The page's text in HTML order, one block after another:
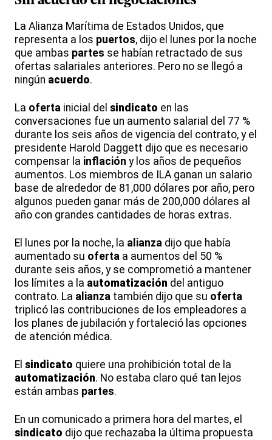
La Alianza Marítima de Estados Unidos, que
representa a los puertos, dijo el lunes por la noche
que ambas partes se habían retractado de sus
ofertas salariales anteriores. Pero no se llegó a
ningún acuerdo.
La oferta inicial del sindicato en las
conversaciones fue un aumento salarial del 77 %
durante los seis años de vigencia del contrato, y el
presidente Harold Daggett dijo que es necesario
compensar la inflación y los años de pequeños
aumentos. Los miembros de ILA ganan un salario
base de alrededor de 81,000 dólares por año, pero
algunos pueden ganar más de 200,000 dólares al
año con grandes cantidades de horas extras.
El lunes por la noche, la alianza dijo que había
aumentado su oferta a aumentos del 50 %
durante seis años, y se comprometió a mantener
los límites a la automatización del antiguo
contrato. La alianza también dijo que su oferta
triplicó las contribuciones de los empleadores a
los planes de jubilación y fortaleció las opciones
de atención médica.
El sindicato quiere una prohibición total de la
automatización. No estaba claro qué tan lejos
están ambas partes.
En un comunicado a primera hora del martes, el
sindicato dijo que rechazaba la última propuesta